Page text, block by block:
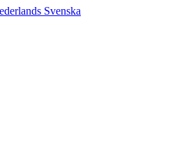
Svenska